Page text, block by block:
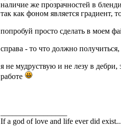
наличие же прозрачностей в
так как фоном является градиент,
попробуй просто сделать в моем
справа - то что должно
я не мудруствую и не лезу в дебри,
работе
If a god of love and life ever did